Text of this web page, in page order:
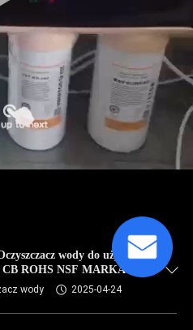
wody do użytku
CB ROHS NSF MARKA
wody 2025-04-24